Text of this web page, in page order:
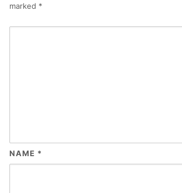
marked *
NAME *